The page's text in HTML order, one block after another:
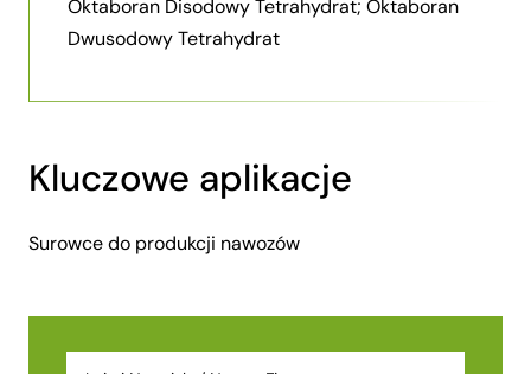
Oktaboran Disodowy Tetrahydrat; Oktaboran
Dwusodowy Tetrahydrat
Kluczowe aplikacje
Surowce do produkcji nawozów